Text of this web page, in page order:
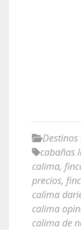
cabañas
calima,
precios,
calima
calima
calima de